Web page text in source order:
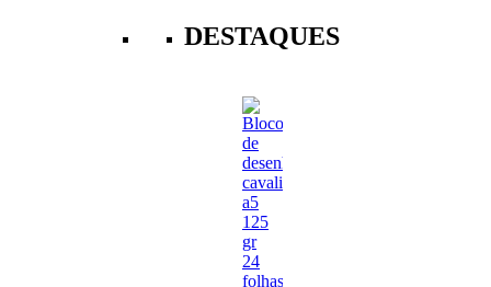
DESTAQUES